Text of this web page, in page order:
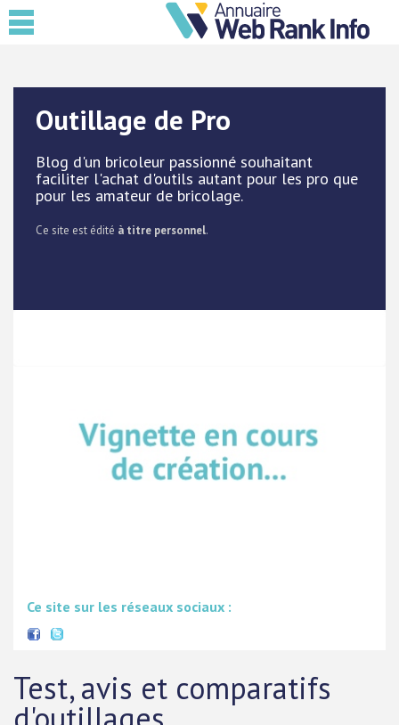
Outillage de Pro
Blog d'un bricoleur passionné souhaitant
faciliter l'achat d'outils autant pour les pro que
pour les amateur de bricolage.
Ce site est édité à titre personnel.
Ce site sur les réseaux sociaux :
Test, avis et comparatifs